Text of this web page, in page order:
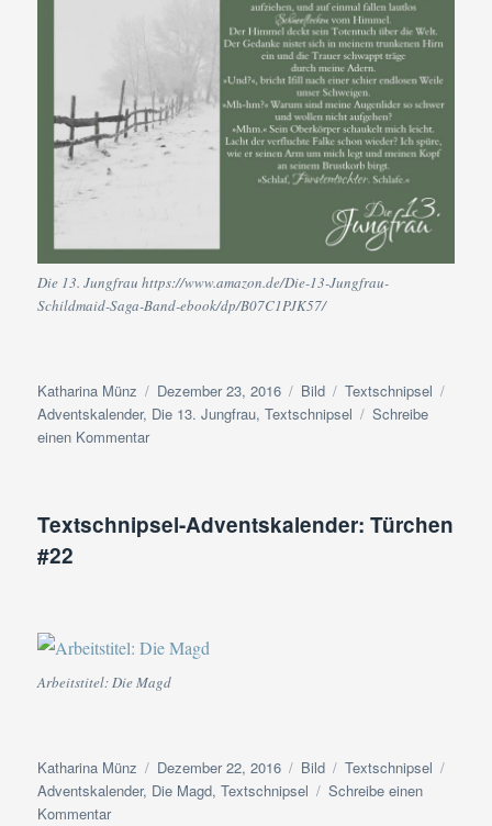
Die 13. Jungfrau https://www.amazon.de/Die-13-Jungfrau-
Schildmaid-Saga-Band-ebook/dp/B07C1PJK57/
Autor
Katharina Münz
Veröffentlicht
am
Dezember 23, 2016 Format
Bild Kategorien
Textschnipsel
Adventskalender, Die 13. Jungfrau,Textschnipsel
Schreibe
einen Kommentarzu
#23
Textschnipsel-Adventskalender: Türchen
#22
Arbeitstitel: Die Magd
Autor
Katharina Münz
Veröffentlicht
am
Dezember 22, 2016 Format
Bild Kategorien
Textschnipsel
Adventskalender, Die Magd,Textschnipsel
Schreibe einen
Kommentarzu